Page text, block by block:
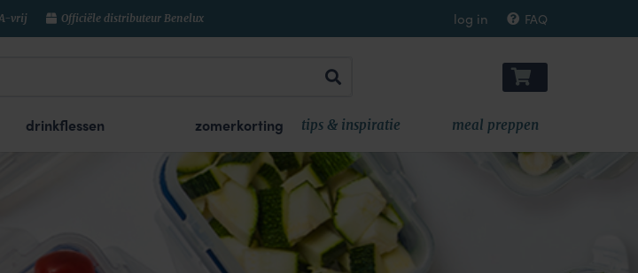
vrij Officiële distributeur Benelux log in FAQ
drinkflessen zomerkorting tips & inspiratie meal preppen